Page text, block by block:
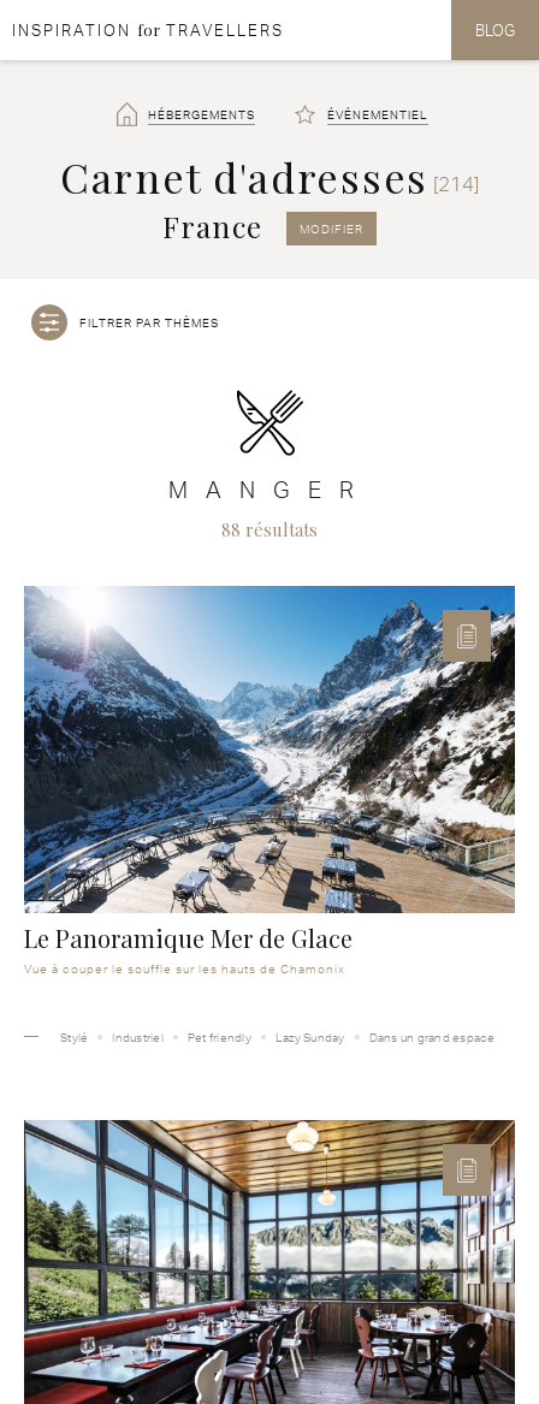
Aller au contenu
Aller au menu
INSPIRATION for TRAVELLERS BLOG
Carnet d'adresses [214]
France MODIFIER
HÉBERGEMENTS ÉVÉNEMENTIEL
FILTRER PAR THÈMES
MANGER
88 résultats
Le Panoramique Mer de Glace
Vue à couper le souffle sur les hauts de Chamonix
Stylé Industriel Pet friendly Lazy Sunday Dans un grand espace